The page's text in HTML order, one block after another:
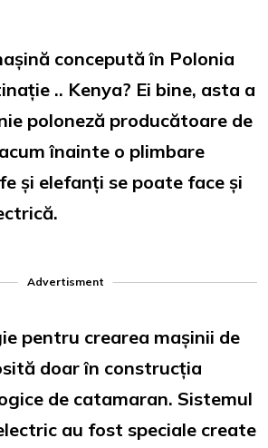
concepută în Polonia
.. Kenya? Ei bine, asta a
poloneză producătoare de
înainte o plimbare
și elefanți se poate face și
Advertisment
pentru crearea mașinii de
doar în construcția
de catamaran. Sistemul
au fost speciale create